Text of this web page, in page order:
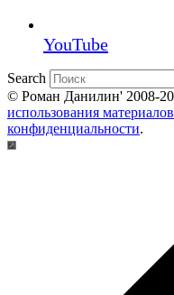
YouTube
Search
© Роман Данилин' 2008-
использования материалов
конфиденциальности.